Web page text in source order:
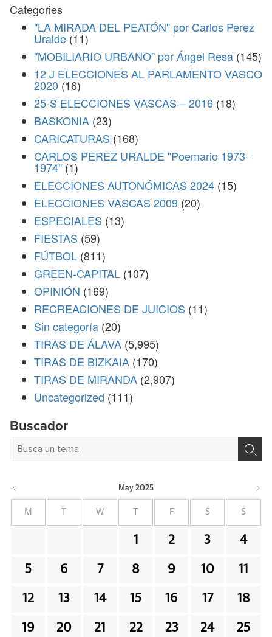
Categories
"LA MIRADA DEL PEATÓN" por Carlos Perez
Uralde (11)
"MOBILIARIO URBANO" por Ángel Resa (145)
12 J ELECCIONES AL PARLAMENTO VASCO
2020 (16)
25-S ELECCIONES VASCAS – 2016 (18)
BASKONIA (23)
CARICATURAS (168)
CARLOS PEREZ URALDE "Poemario 1973-
1974" (1)
ELECCIONES AUTONÓMICAS 2024 (15)
ELECCIONES VASCAS 2009 (20)
ESPECIALES (13)
FIESTAS (59)
FÚTBOL (811)
GREEN-CAPITAL (107)
OPINIÓN (169)
RECREACIONES DE JUICIOS (11)
Sin categoría (20)
TIRAS DE ÁLAVA (5,995)
TIRAS DE BIZKAIA (170)
TIRAS DE MIRANDA (2,907)
Uncategorized (111)
Buscador
May 2025
M W F S S
1 2 3 4
5 6 7 8 9 10 11
12 13 14 15 16 17 18
19 20 21 22 23 24 25